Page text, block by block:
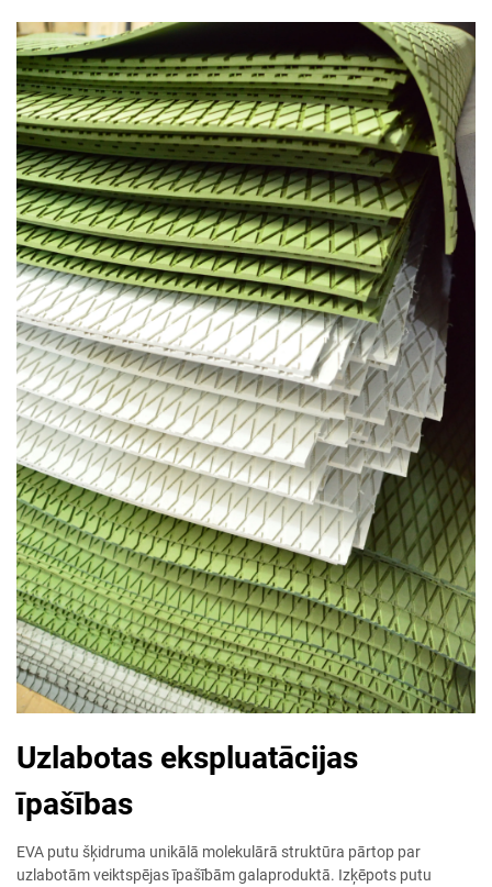
Uzlabotas ekspluatācijas
īpašības
EVA putu šķidruma unikālā molekulārā struktūra pārtop par
uzlabotām veiktspējas īpašībām galaproduktā. Izķēpots putu